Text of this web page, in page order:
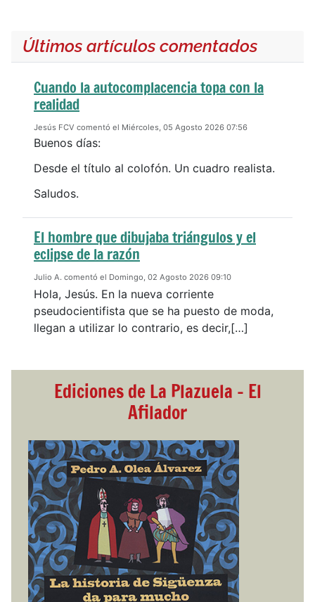
Últimos artículos comentados
Cuando la autocomplacencia topa con la
realidad
Jesús FCV comentó el Miércoles, 05 Agosto 2026 07:56
Buenos días:
Desde el título al colofón. Un cuadro realista.
Saludos.
El hombre que dibujaba triángulos y el
eclipse de la razón
Julio A. comentó el Domingo, 02 Agosto 2026 09:10
Hola, Jesús. En la nueva corriente
pseudocientifista que se ha puesto de moda,
llegan a utilizar lo contrario, es decir,[…]
Ediciones de La Plazuela - El
Afilador